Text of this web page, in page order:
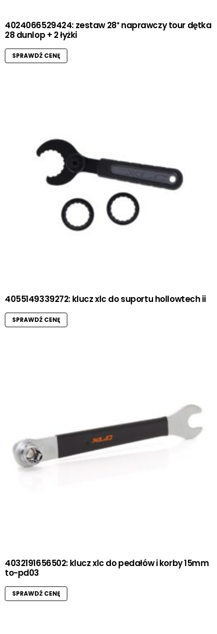
4024066529424: zestaw 28″ naprawczy tour dętka
28 dunlop + 2 łyżki
SPRAWDŹ CENĘ
4055149339272: klucz xlc do suportu hollowtech ii
SPRAWDŹ CENĘ
4032191656502: klucz xlc do pedałów i korby 15mm
to-pd03
SPRAWDŹ CENĘ